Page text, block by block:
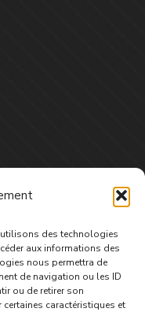
des technologies
aux informations des
nous permettra de
de navigation ou les ID
ou de retirer son
caractéristiques et